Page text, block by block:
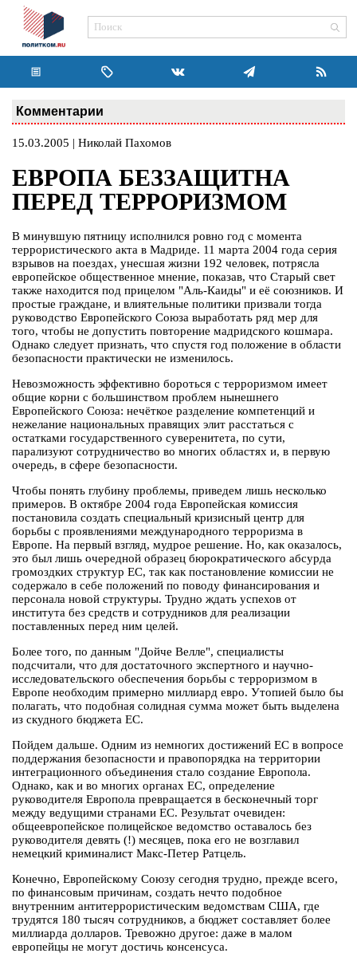
Комментарии
15.03.2005 | Николай Пахомов
ЕВРОПА БЕЗЗАЩИТНА
ПЕРЕД ТЕРРОРИЗМОМ
В минувшую пятницу исполнился ровно год с момента
террористического акта в Мадриде. 11 марта 2004 года серия
взрывов на поездах, унесшая жизни 192 человек, потрясла
европейское общественное мнение, показав, что Старый свет
также находится под прицелом "Аль-Каиды" и её союзников. И
простые граждане, и влиятельные политики призвали тогда
руководство Европейского Союза выработать ряд мер для
того, чтобы не допустить повторение мадридского кошмара.
Однако следует признать, что спустя год положение в области
безопасности практически не изменилось.
Невозможность эффективно бороться с терроризмом имеет
общие корни с большинством проблем нынешнего
Европейского Союза: нечёткое разделение компетенций и
нежелание национальных правящих элит расстаться с
остатками государственного суверенитета, по сути,
парализуют сотрудничество во многих областях и, в первую
очередь, в сфере безопасности.
Чтобы понять глубину проблемы, приведем лишь несколько
примеров. В октябре 2004 года Европейская комиссия
постановила создать специальный кризисный центр для
борьбы с проявлениями международного терроризма в
Европе. На первый взгляд, мудрое решение. Но, как оказалось,
это был лишь очередной образец бюрократического абсурда
громоздких структур ЕС, так как постановление комиссии не
содержало в себе положений по поводу финансирования и
персонала новой структуры. Трудно ждать успехов от
института без средств и сотрудников для реализации
поставленных перед ним целей.
Более того, по данным "Дойче Велле", специалисты
подсчитали, что для достаточного экспертного и научно-
исследовательского обеспечения борьбы с терроризмом в
Европе необходим примерно миллиард евро. Утопией было бы
полагать, что подобная солидная сумма может быть выделена
из скудного бюджета ЕС.
Пойдем дальше. Одним из немногих достижений ЕС в вопросе
поддержания безопасности и правопорядка на территории
интеграционного объединения стало создание Европола.
Однако, как и во многих органах ЕС, определение
руководителя Европола превращается в бесконечный торг
между ведущими странами ЕС. Результат очевиден:
общеевропейское полицейское ведомство оставалось без
руководителя девять (!) месяцев, пока его не возглавил
немецкий криминалист Макс-Петер Ратцель.
Конечно, Европейскому Союзу сегодня трудно, прежде всего,
по финансовым причинам, создать нечто подобное
внутренним антитеррористическим ведомствам США, где
трудятся 180 тысяч сотрудников, а бюджет составляет более
миллиарда долларов. Тревожно другое: даже в малом
европейцы не могут достичь консенсуса.